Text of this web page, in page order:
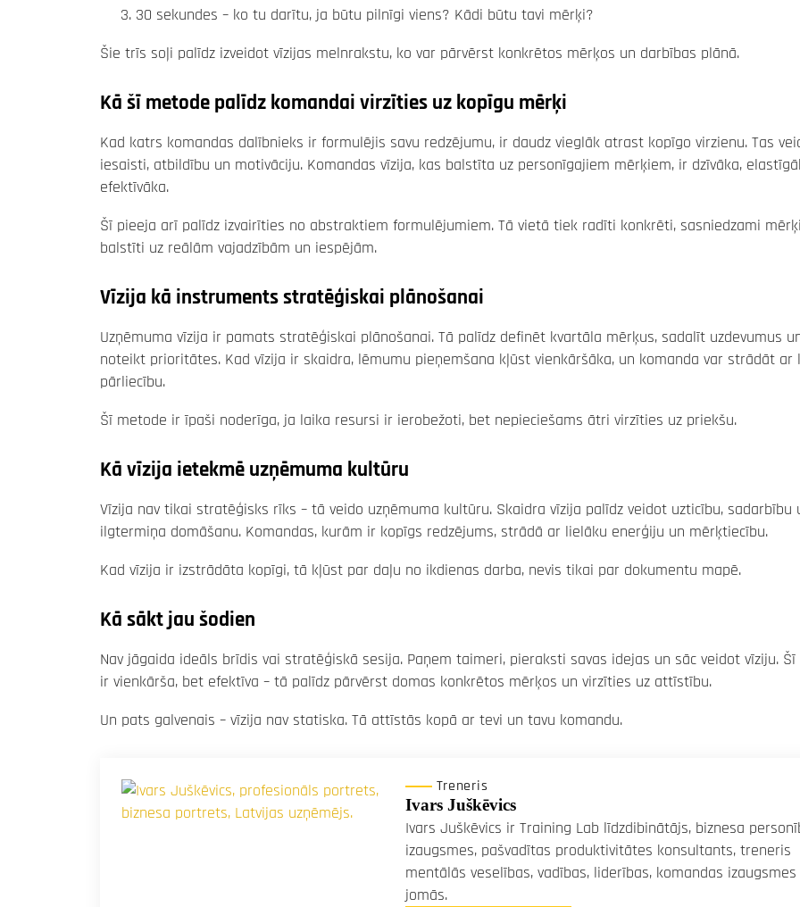
30 sekundes – ko tu darītu, ja būtu pilnīgi viens? Kādi būtu tavi mērķi?
Šie trīs soļi palīdz izveidot vīzijas melnrakstu, ko var pārvērst konkrētos mērķos un darbības plānā.
Kā šī metode palīdz komandai virzīties uz kopīgu mērķi
Kad katrs komandas dalībnieks ir formulējis savu redzējumu, ir daudz vieglāk atrast kopīgo virzienu. Tas
iesaisti, atbildību un motivāciju. Komandas vīzija, kas balstīta uz personīgajiem mērķiem, ir dzīvāka,
efektīvāka.
Šī pieeja arī palīdz izvairīties no abstraktiem formulējumiem. Tā vietā tiek radīti konkrēti, sasniedzami
balstīti uz reālām vajadzībām un iespējām.
Vīzija kā instruments stratēģiskai plānošanai
Uzņēmuma vīzija ir pamats stratēģiskai plānošanai. Tā palīdz definēt kvartāla mērķus, sadalīt uzdevumus
noteikt prioritātes. Kad vīzija ir skaidra, lēmumu pieņemšana kļūst vienkāršāka, un komanda var strādāt ar
pārliecību.
Šī metode ir īpaši noderīga, ja laika resursi ir ierobežoti, bet nepieciešams ātri virzīties uz priekšu.
Kā vīzija ietekmē uzņēmuma kultūru
Vīzija nav tikai stratēģisks rīks – tā veido uzņēmuma kultūru. Skaidra vīzija palīdz veidot uzticību, sadarbību
ilgtermiņa domāšanu. Komandas, kurām ir kopīgs redzējums, strādā ar lielāku enerģiju un mērķtiecību.
Kad vīzija ir izstrādāta kopīgi, tā kļūst par daļu no ikdienas darba, nevis tikai par dokumentu mapē.
Kā sākt jau šodien
Nav jāgaida ideāls brīdis vai stratēģiskā sesija. Paņem taimeri, pieraksti savas idejas un sāc veidot vīziju.
ir vienkārša, bet efektīva – tā palīdz pārvērst domas konkrētos mērķos un virzīties uz attīstību.
Un pats galvenais – vīzija nav statiska. Tā attīstās kopā ar tevi un tavu komandu.
Treneris
Ivars Juškēvics
Ivars Juškēvics ir Training Lab līdzdibinātājs, biznesa
izaugsmes, pašvadītas produktivitātes konsultants, treneris
mentālās veselības, vadības, liderības, komandas izaugsmes
jomās.